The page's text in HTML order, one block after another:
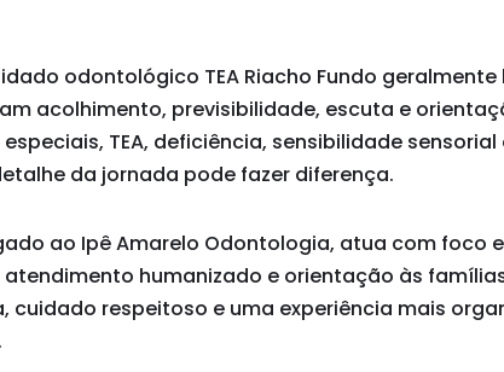
odontológico TEA Riacho Fundo
acolhimento, previsibilidade, escuta e
TEA, deficiência, sensibilidade sensorial
da jornada pode fazer diferença.
ao Ipê Amarelo Odontologia, atua com foco
humanizado e orientação às
cuidado respeitoso e uma experiência mais